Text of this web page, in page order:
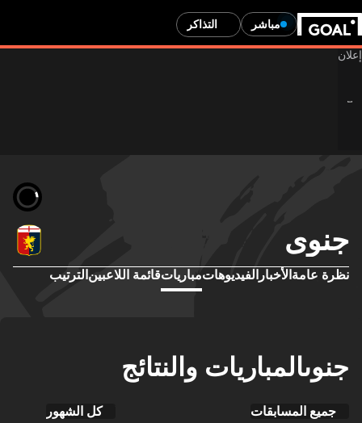
مباشر التذاكر
جنوى
نظرة عامة الأخبار الفيديوهاتمبارياتقائمة اللاعبين الترتيب
جنوىالمباريات والنتائج
جميع المسابقات كل الشهور